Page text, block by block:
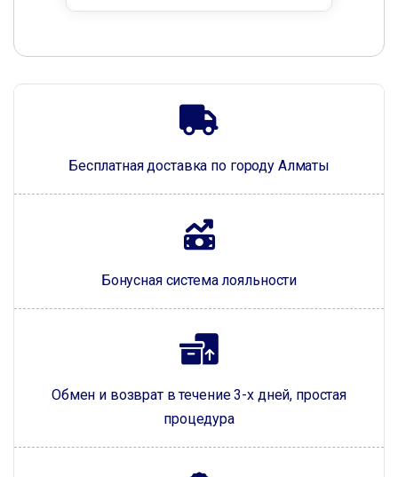
Бесплатная доставка по городу Алматы
Бонусная система лояльности
Обмен и возврат в течение 3-х дней, простая
процедура